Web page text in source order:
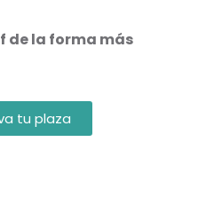
de la forma más
tu plaza